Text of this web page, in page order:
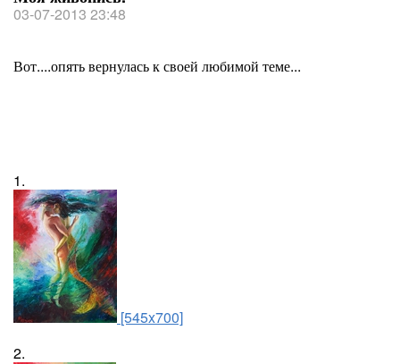
03-07-2013 23:48
Вот....опять вернулась к своей любимой теме...
1.
[545x700]
2.